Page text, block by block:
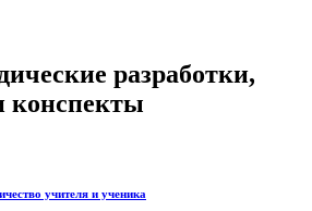
разработки,
конспекты
учителя и ученика